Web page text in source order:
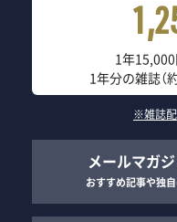
1年
1年分の雑誌（
※雑誌
メールマガジ
おすすめ記事や独